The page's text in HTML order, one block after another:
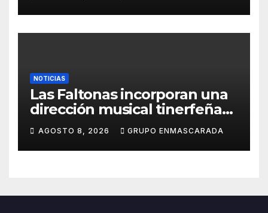
NOTICIAS
Las Faltonas incorporan una
dirección musical tinerfeña
para afrontar con ilusión el
Carnaval de Lanzarote
AGOSTO 8, 2026 GRUPO ENMASCARADA